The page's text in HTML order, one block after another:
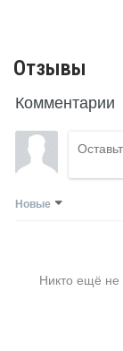
Отзывы
Комментарии
Новые
Никто ещё не